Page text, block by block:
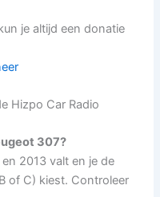
je altijd een donatie
Hizpo Car Radio
307?
2013 valt en je de
of C) kiest. Controleer